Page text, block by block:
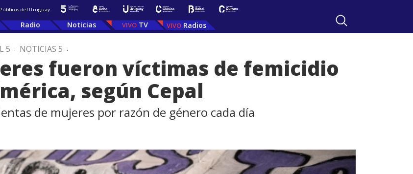
del Uruguay
Radio Noticias TV Radios
5 . NOTICIAS 5 .
fueron víctimas de femicidio
según Cepal
de mujeres por razón de género cada día